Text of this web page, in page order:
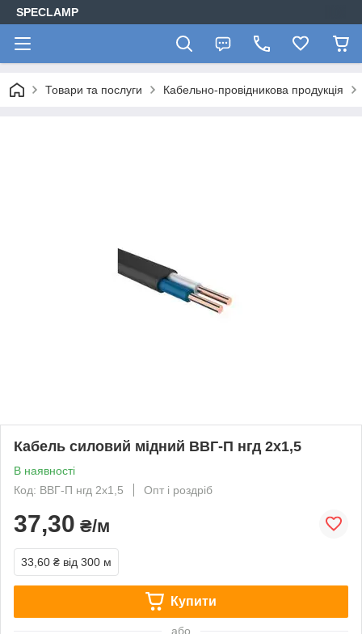
SPECLAMP
Товари та послуги Кабельно-провідникова продукція
Кабель силовий мідний ВВГ-П нгд 2х1,5
В наявності
Код: ВВГ-П нгд 2х1,5
Опт і роздріб
37,30 ₴/м
33,60 ₴ від 300 м
Купити
або